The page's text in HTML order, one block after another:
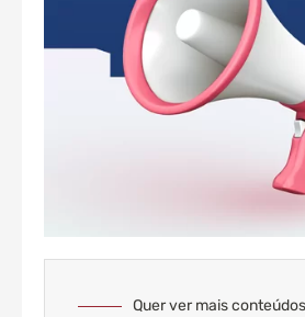
Quer ver mais